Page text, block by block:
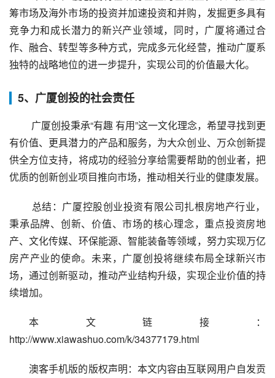
筹市场及海外市场的投资并加速投资和并购，发掘更多具有
竞争力和成长潜力的新兴产业领域，同时，广厦将通过合
作、融合、转型等多种方式，完成多元化经营，推动广厦系
独特的战略地位的进一步提升，实现公司的价值最大化。
5、广厦创投的社会责任
有价值、更具潜力的产品和服务，为大众创业、万众创新提
供全方位支持，将成功的经验分享给需要帮助的创业者，把
优质的创新创业项目推向市场，推动相关行业的健康发展。
秉承品牌、创新、价值、市场的核心理念，重点投资房地
产、文化传媒、环保能源、智能装备等领域，努力实现万亿
房产产业的使命。未来，广厦创投将继续布局全球新兴市
场，通过创新驱动，推动产业结构升级，实现企业价值的持
续增加。
本文链接：
http://www.xiawashuo.com/k/34377179.html
澳客手机版的版权声明：本文内容由互联网用户自发贡